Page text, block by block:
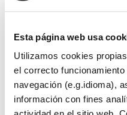
Esta página web usa
Utilizamos cookies
el correcto
navegación (e.g.idioma),
información con fines
12:30 Coloquio
Energía de EL MUNDO
Eduardo González
de Mitigación del
del Cambio Climático,
Jesús Chapado
,